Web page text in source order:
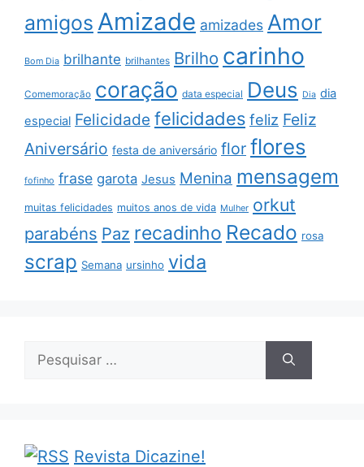
amigos Amizade amizades Amor
Bom Dia brilhante brilhantes Brilho carinho
Comemoração coração data especial Deus Dia dia
especial Felicidade felicidades feliz Feliz
Aniversário festa de aniversário flor flores
fofinho frase garota Jesus Menina mensagem
muitas felicidades muitos anos de vida Mulher orkut
parabéns Paz recadinho Recado rosa
scrap Semana ursinho vida
Pesquisar
Revista Dicazine!